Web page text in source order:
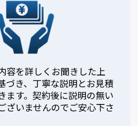
容を詳しくお聞きした上
づき、丁寧な説明とお見積
ます。契約後に説明の無い
ざいませんのでご安心下さ